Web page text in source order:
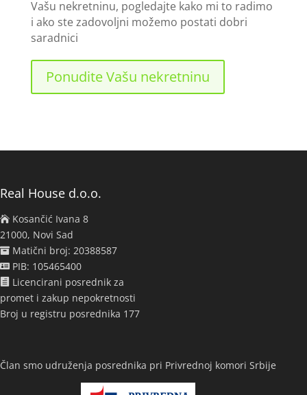
Vašu nekretninu, pogledajte kako mi to radimo
i ako ste zadovoljni možemo postati dobri
saradnici
Ponudite Vašu nekretninu
Real House d.o.o.
Kosančić Ivana 8
21000, Novi Sad
Matični broj: 20388587
PIB: 105465400
Licencirani posrednik za
promet i zakup nepokretnosti
Broj u registru posrednika 177
Član smo udruženja posrednika pri Privrednoj komori Srbije